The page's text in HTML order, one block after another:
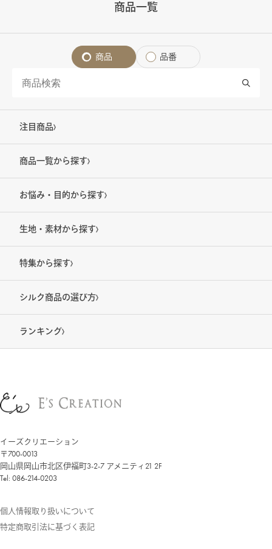
商品一覧
商品 品番
注目商品
商品一覧から探す
お悩み・目的から探す
生地・素材から探す
特集から探す
シルク商品の選び方
ランキング
イーズクリエーション
〒700-0013
岡山県岡山市北区伊福町3-2-7 アメニティ21 2F
Tel: 086-214-0203
個人情報取り扱いについて
特定商取引法に基づく表記